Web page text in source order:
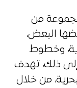
من
البعض،
وخطوط
ذلك، تهدف
من خلال